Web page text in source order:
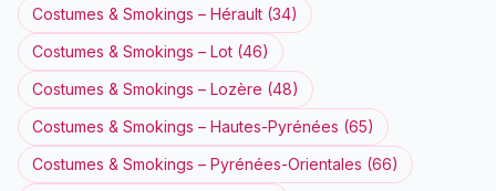
Costumes & Smokings – Hérault (34)
Costumes & Smokings – Lot (46)
Costumes & Smokings – Lozère (48)
Costumes & Smokings – Hautes-Pyrénées (65)
Costumes & Smokings – Pyrénées-Orientales (66)